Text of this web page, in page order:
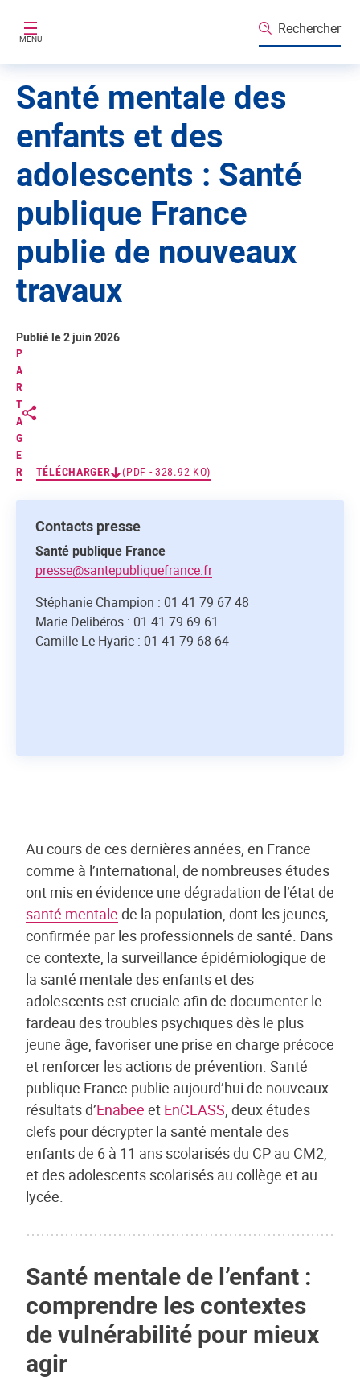
MENU
Rechercher
Santé mentale des
enfants et des
adolescents : Santé
publique France
publie de nouveaux
travaux
P
A
R
T
A
G
E
R
TÉLÉCHARGER (PDF - 328.92 KO)
Publié le 2 juin 2026
Contacts presse
Santé publique France
presse@santepubliquefrance.fr
Stéphanie Champion : 01 41 79 67 48
Marie Delibéros : 01 41 79 69 61
Camille Le Hyaric : 01 41 79 68 64
Au cours de ces dernières années, en France
comme à l’international, de nombreuses études
ont mis en évidence une dégradation de l’état de
santé mentale de la population, dont les jeunes,
confirmée par les professionnels de santé. Dans
ce contexte, la surveillance épidémiologique de
la santé mentale des enfants et des
adolescents est cruciale afin de documenter le
fardeau des troubles psychiques dès le plus
jeune âge, favoriser une prise en charge précoce
et renforcer les actions de prévention. Santé
publique France publie aujourd’hui de nouveaux
résultats d’Enabee et EnCLASS, deux études
clefs pour décrypter la santé mentale des
enfants de 6 à 11 ans scolarisés du CP au CM2,
et des adolescents scolarisés au collège et au
lycée.
Santé mentale de l’enfant :
comprendre les contextes
de vulnérabilité pour mieux
agir